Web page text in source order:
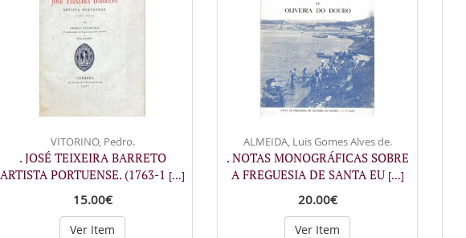
VITORINO, Pedro.
. JOSÉ TEIXEIRA BARRETO
ARTISTA PORTUENSE. (1763-1 [...]
15.00€
Ver Item
ALMEIDA, Luis Gomes Alves de.
. NOTAS MONOGRÁFICAS SOBRE
A FREGUESIA DE SANTA EU [...]
20.00€
Ver Item